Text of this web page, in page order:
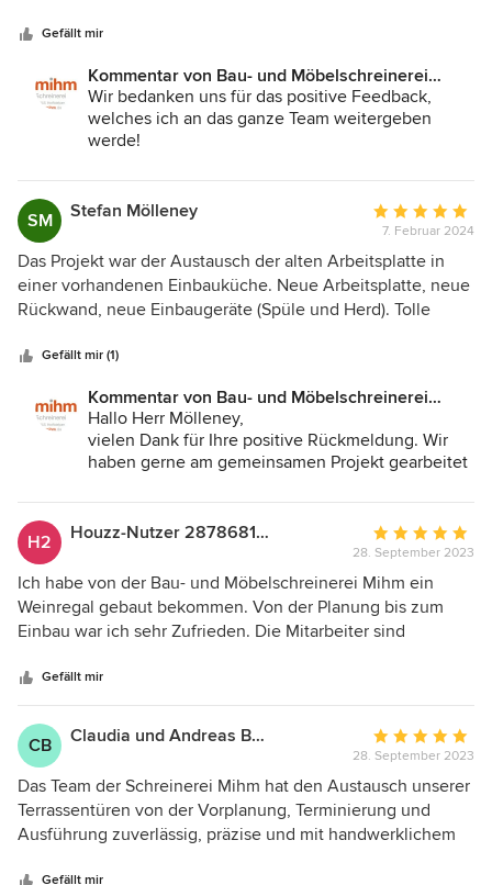
unserer vollsten Zufriedenheit.Man kann ihre Firma und
M.Gielow
Gefällt mir
Kommentar von Bau- und Möbelschreinerei
Mihm GmbH & Co.KG:
Wir bedanken uns für das positive Feedback,
welches ich an das ganze Team weitergeben
werde!
SM Stefan Mölleney
Bewertung:
5
von
5
7. Februar 2024
Das Projekt war der Austausch der alten Arbeitsplatte in
einer vorhandenen Einbauküche. Neue Arbeitsplatte, neue
Rückwand, neue Einbaugeräte (Spüle und Herd). Tolle
Hat beim Material und den Geräten Alternativen gezeigt
geschaffen. Vom Preis her völlig in Ordnung, günstiger als
Vergleichsanfragen. Ausführung top, keinerlei Mängel,
sauber gearbeitet, Ergebnis sehr gut. Zeitplan hat
angenehm. Ergebnis ist sehr zufriedenstellend.
Gefällt mir (1)
Kommentar von Bau- und Möbelschreinerei
Mihm GmbH & Co.KG:
Hallo Herr Mölleney,
vielen Dank für Ihre positive Rückmeldung. Wir
haben gerne am gemeinsamen Projekt gearbeitet
Zukunft! Viele Grüße
H2
Houzz-Nutzer 287868167
Bewertung:
5
von
5
28. September 2023
Ich habe von der Bau- und Möbelschreinerei Mihm ein
Weinregal gebaut bekommen. Von der Planung bis zum
Einbau war ich sehr Zufrieden. Die Mitarbeiter sind
Planung wurden meine Wünsche und Vorstellungen
berücksichtigt und sehr gut umgesetzt.
Gefällt mir
CB Claudia und Andreas Büttner
Bewertung:
5
von
5
28. September 2023
Das Team der Schreinerei Mihm hat den Austausch unserer
Terrassentüren von der Vorplanung, Terminierung und
Ausführung zuverlässig, präzise und mit handwerklichem
Gefällt mir